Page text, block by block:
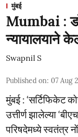
मुंबई
Mumbai :
न्यायालयाने
Swapnil S
Published on: 07 Aug
मुंबई : ‘सर्टिफिकेट
उत्तीर्ण झालेल्या
परिषदेमध्ये स्वतंत्र